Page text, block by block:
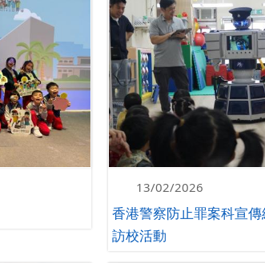
13/02/2026
香港警察防止罪案科宣
訪校活動